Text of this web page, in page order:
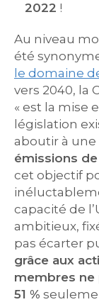
2022 !
Au niveau
été
le domaine
vers 2040, la
« est la mise
législation
aboutir à une
émissions de
cet objectif
capacité de
ambitieux,
pas écarter
grâce aux
membres ne
51 %